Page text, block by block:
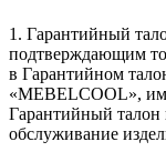
1. Гарантийный
подтверждающим
в Гарантийном
«MEBELCOOL»,
Гарантийный талон
обслуживание